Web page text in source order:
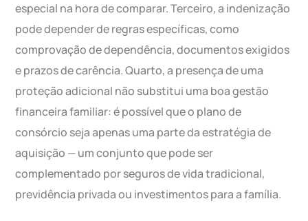
especial na hora de comparar. Terceiro, a indenização
pode depender de regras específicas, como
comprovação de dependência, documentos exigidos
e prazos de carência. Quarto, a presença de uma
proteção adicional não substitui uma boa gestão
financeira familiar: é possível que o plano de
consórcio seja apenas uma parte da estratégia de
aquisição — um conjunto que pode ser
complementado por seguros de vida tradicional,
previdência privada ou investimentos para a família.